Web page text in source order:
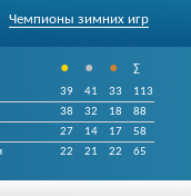
Чемпионы зимних игр
• • •
∑
39 41 33
113
38 32 18
88
27 14 17
58
22 21 22 65